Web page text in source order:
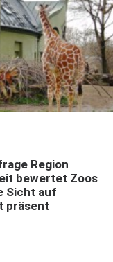
Region
bewertet Zoos
Sicht auf
präsent